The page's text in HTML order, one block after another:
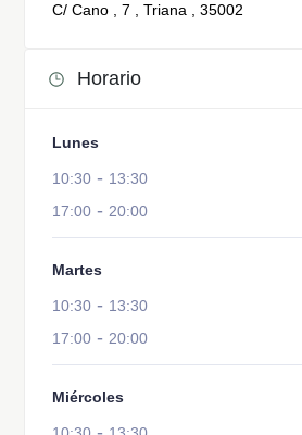
C/ Cano , 7 , Triana , 35002
Horario
Lunes
10:30 - 13:30
17:00 -20:00
Martes
10:30 - 13:30
17:00 -20:00
Miércoles